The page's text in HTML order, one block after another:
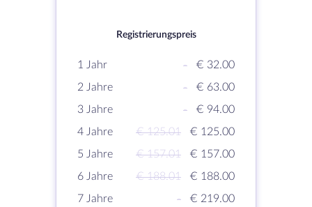
Registrierungspreis
1 Jahr -
€ 32.00
2 Jahre
-
€ 63.00
3 Jahre
-
€ 94.00
4 Jahre
€ 125.01
€ 125.00
5 Jahre
€ 157.01
€ 157.00
6 Jahre
€ 188.01
€ 188.00
7 Jahre
-
€ 219.00